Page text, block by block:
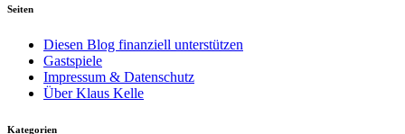
Seiten
Diesen Blog finanziell unterstützen
Gastspiele
Impressum & Datenschutz
Über Klaus Kelle
Kategorien